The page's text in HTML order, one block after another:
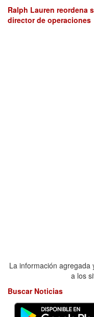
Ralph Lauren reordena
director de operaciones
La información
a los
Buscar Noticias